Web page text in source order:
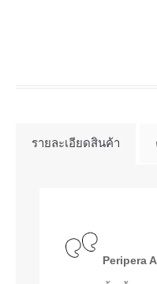
รายละเอียดสินค้า
Peripera